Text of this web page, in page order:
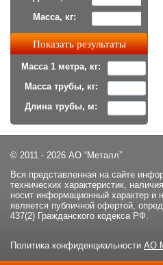
Масса, кг:
Масса 1 метра, кг:
Масса трубы, кг:
Длина трубы, м:
© 2011 - 2026 АО “Металл”
Вся представленная на сайте
технических характеристик,
носит информационный характер и
является публичной офертой,
437(2) Гражданского кодекса РФ.
Политика конфиденциальности АО